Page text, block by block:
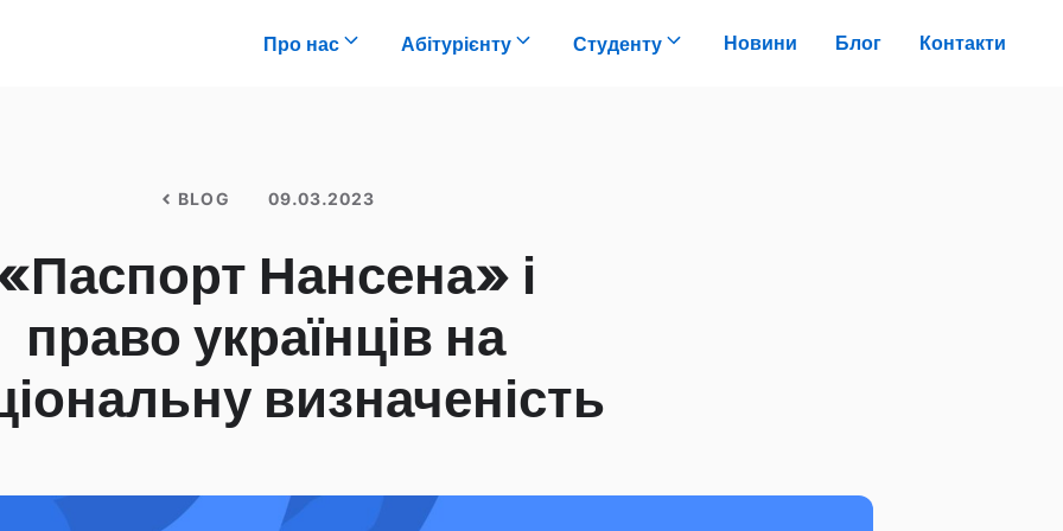
Про нас Абітурієнту Студенту Новини Блог Контакти
09.03.2023
BLOG
Нансена» і
право українців на
визначеність